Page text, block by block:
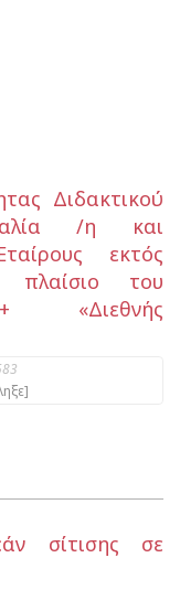
Διδακτικού
/η και
εκτός
πλαίσιο του
«Διεθνής
σίτισης σε